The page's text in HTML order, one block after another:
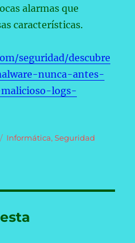
alarmas que
características.
seguridad/descubre
nunca-antes-
logs-
Categorías
Informática,Seguridad